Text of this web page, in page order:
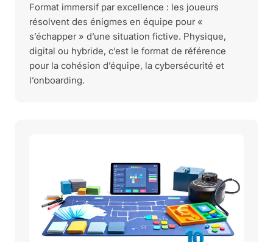
Format immersif par excellence : les joueurs
résolvent des énigmes en équipe pour «
s’échapper » d’une situation fictive. Physique,
digital ou hybride, c’est le format de référence
pour la cohésion d’équipe, la cybersécurité et
l’onboarding.